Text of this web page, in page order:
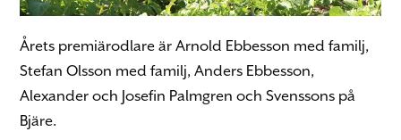
Årets premiärodlare är Arnold Ebbesson med familj,
Stefan Olsson med familj, Anders Ebbesson,
Alexander och Josefin Palmgren och Svenssons på
Bjäre.